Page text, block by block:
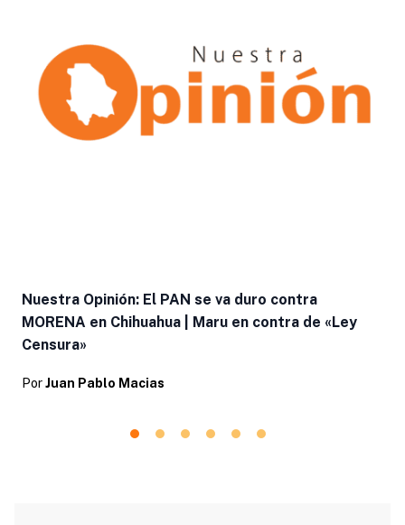
Nuestra Opinión: El PAN se va duro contra
MORENA en Chihuahua | Maru en contra de «Ley
Censura»
Por Juan Pablo Macias